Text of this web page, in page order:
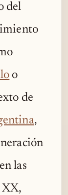
del
o
de
,
las
XX,